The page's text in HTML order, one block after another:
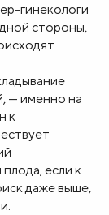
гинекологи
стороны,
— именно на
к
если к
даже выше,